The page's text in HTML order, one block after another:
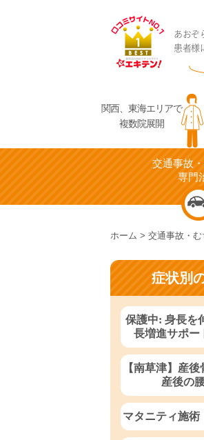
あおぞ
患者様
関西、東海エリアで
複数院展開
交通事故
専門
ホーム > 交通事故・む
症状別
保護中: 身長を
長増進サポー
【南草津】産
産後の
マタニティ施術